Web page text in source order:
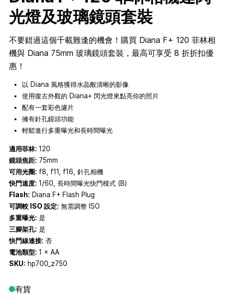
光燈及玻璃鏡頭套裝
不要錯過這個千載難逢的機會！購買 Diana F+ 120 菲林相
機與 Diana 75mm 玻璃鏡頭套裝，最高可享受 8 折折扣優
惠！
以 Diana 風格獲得水晶般清晰的影像
使用復古外觀的 Diana+ 閃光燈來點亮你的照片
配有一套彩色濾片
擁有針孔鏡頭功能
輕鬆進行多重曝光和長時間曝光
適用菲林: 120
鏡頭焦距: 75mm
可用光圈: f8, f11, f16, 針孔相機
快門速度: 1/60, 長時間曝光快門模式 (B)
Flash: Diana F+ Flash Plug
可調較 ISO 設定: 無需調整 ISO
多重曝光: 是
三腳架孔: 是
快門線連接: 否
電池類型: 1 × AA
SKU: hp700_z750
有貨